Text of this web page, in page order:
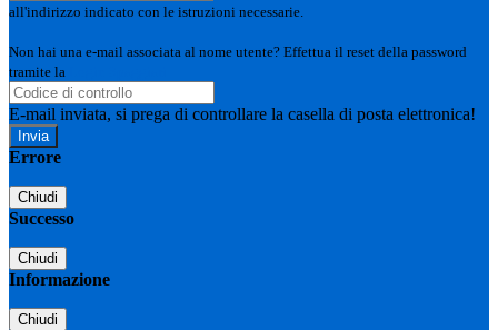
all'indirizzo indicato con le istruzioni necessarie.
Non hai una e-mail associata al nome utente? Effettua il reset della password
tramite la
E-mail inviata, si prega di controllare la casella di posta elettronica!
Errore
Chiudi
Successo
Chiudi
Informazione
Chiudi